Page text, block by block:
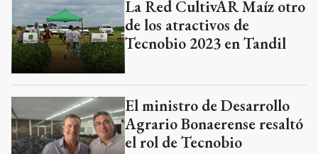
La Red CultivAR Maíz otro
de los atractivos de
Tecnobio 2023 en Tandil
El ministro de Desarrollo
Agrario Bonaerense resaltó
el rol de Tecnobio